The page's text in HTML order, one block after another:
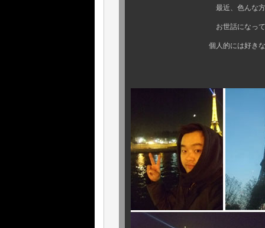
最近、色んな方々に可愛
お世話になっている先輩
個人的には好きな街です。